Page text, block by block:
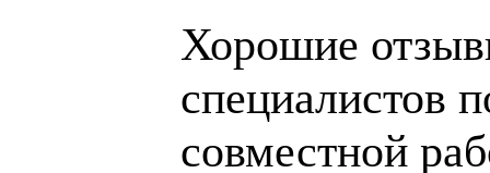
Хорошие
специалистов
совместной